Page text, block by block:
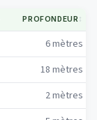
PROFONDEUR↕
6mètres
18 mètres
2mètres